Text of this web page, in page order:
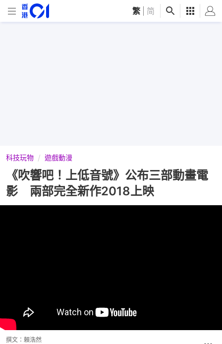
繁 简
科技玩物 遊戲動漫
《吹響吧！上低音號》公布三部動畫電
影 兩部完全新作2018上映
撰文： 賴浩然